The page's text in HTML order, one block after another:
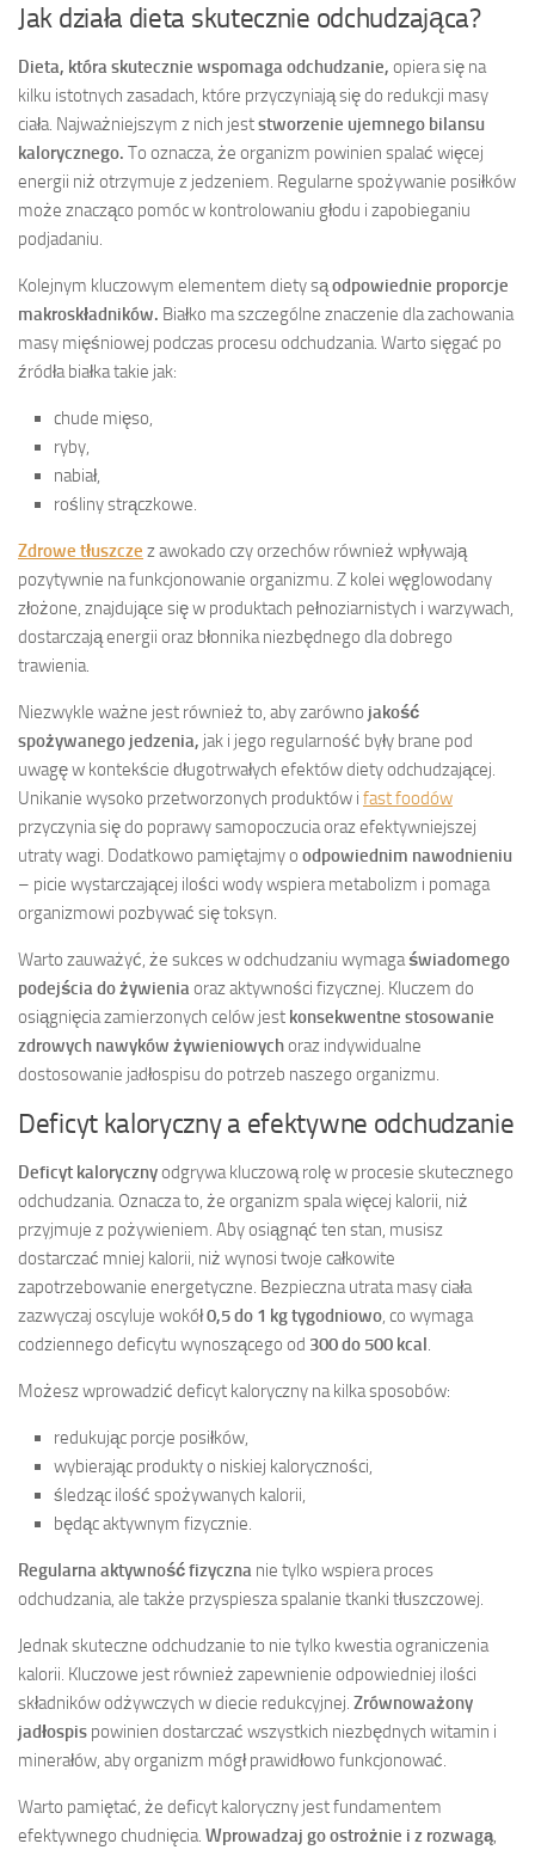
Jak działa dieta skutecznie odchudzająca?
Dieta, która skutecznie wspomaga odchudzanie, opiera się na
kilku istotnych zasadach, które przyczyniają się do redukcji masy
ciała. Najważniejszym z nich jeststworzenie ujemnego bilansu
kalorycznego. To oznacza, że organizm powinien spalać więcej
energii niż otrzymuje z jedzeniem. Regularne spożywanie posiłków
może znacząco pomóc w kontrolowaniu głodu i zapobieganiu
podjadaniu.
Kolejnym kluczowym elementem diety sąodpowiednie proporcje
makroskładników. Białko ma szczególne znaczenie dla zachowania
masy mięśniowej podczas procesu odchudzania. Warto sięgać po
źródła białka takie jak:
chude mięso,
ryby,
nabiał,
rośliny strączkowe.
Zdrowe tłuszcze z awokado czy orzechów również wpływają
pozytywnie na funkcjonowanie organizmu. Z kolei węglowodany
złożone, znajdujące się w produktach pełnoziarnistych i warzywach,
dostarczają energii oraz błonnika niezbędnego dla dobrego
trawienia.
Niezwykle ważne jest również to, aby zarówno jakość
spożywanego jedzenia, jak i jego regularność były brane pod
uwagę w kontekście długotrwałych efektów diety odchudzającej.
Unikanie wysoko przetworzonych produktów i fast foodów
przyczynia się do poprawy samopoczucia oraz efektywniejszej
utraty wagi. Dodatkowo pamiętajmy o odpowiednim nawodnieniu
– picie wystarczającej ilości wody wspiera metabolizm i pomaga
organizmowi pozbywać się toksyn.
Warto zauważyć, że sukces w odchudzaniu wymagaświadomego
podejścia do żywieniaoraz aktywności fizycznej. Kluczem do
osiągnięcia zamierzonych celów jest konsekwentne stosowanie
zdrowych nawyków żywieniowychoraz indywidualne
dostosowanie jadłospisu do potrzeb naszego organizmu.
Deficyt kaloryczny a efektywne odchudzanie
Deficyt kalorycznyodgrywa kluczową rolę w procesie skutecznego
odchudzania. Oznacza to, że organizm spala więcej kalorii, niż
przyjmuje z pożywieniem. Aby osiągnąć ten stan, musisz
dostarczać mniej kalorii, niż wynosi twoje całkowite
zapotrzebowanie energetyczne. Bezpieczna utrata masy ciała
zazwyczaj oscyluje wokół0,5 do 1 kg tygodniowo, co wymaga
codziennego deficytu wynoszącego od 300 do 500 kcal.
Możesz wprowadzić deficyt kaloryczny na kilka sposobów:
redukując porcje posiłków,
wybierając produkty o niskiej kaloryczności,
śledząc ilość spożywanych kalorii,
będąc aktywnym fizycznie.
Regularna aktywność fizyczna nie tylko wspiera proces
odchudzania, ale także przyspiesza spalanie tkanki tłuszczowej.
Jednak skuteczne odchudzanie to nie tylko kwestia ograniczenia
kalorii. Kluczowe jest również zapewnienie odpowiedniej ilości
składników odżywczych w diecie redukcyjnej. Zrównoważony
jadłospis powinien dostarczać wszystkich niezbędnych witamin i
minerałów, aby organizm mógł prawidłowo funkcjonować.
Warto pamiętać, że deficyt kaloryczny jest fundamentem
efektywnego chudnięcia. Wprowadzaj go ostrożnie i z rozwagą,